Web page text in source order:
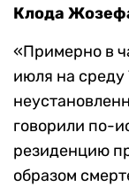
Клода
«Примерно в
июля на среду
говорили по-
резиденцию
образом